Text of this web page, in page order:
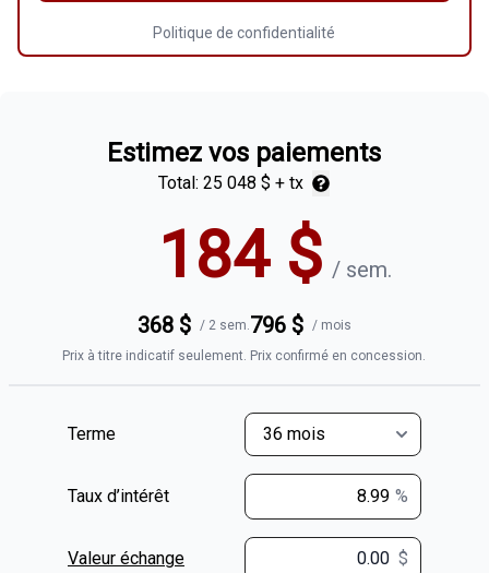
Politique de confidentialité
Estimez vos paiements
Total: 25 048 $ + tx
184$ / sem.
368$ / 2 sem.796$ / mois
Prix à titre indicatif seulement. Prix confirmé en concession.
Terme
Taux d’intérêt %
Valeur échange $ $